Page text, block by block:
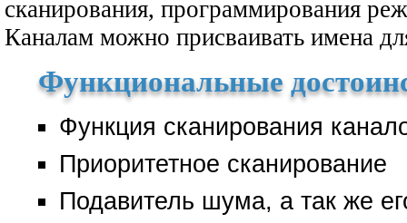
сканирования, программирования
Каналам можно присваивать имена
Функциональные
Функция сканирования
Приоритетное сканирование
Подавитель шума, а так же